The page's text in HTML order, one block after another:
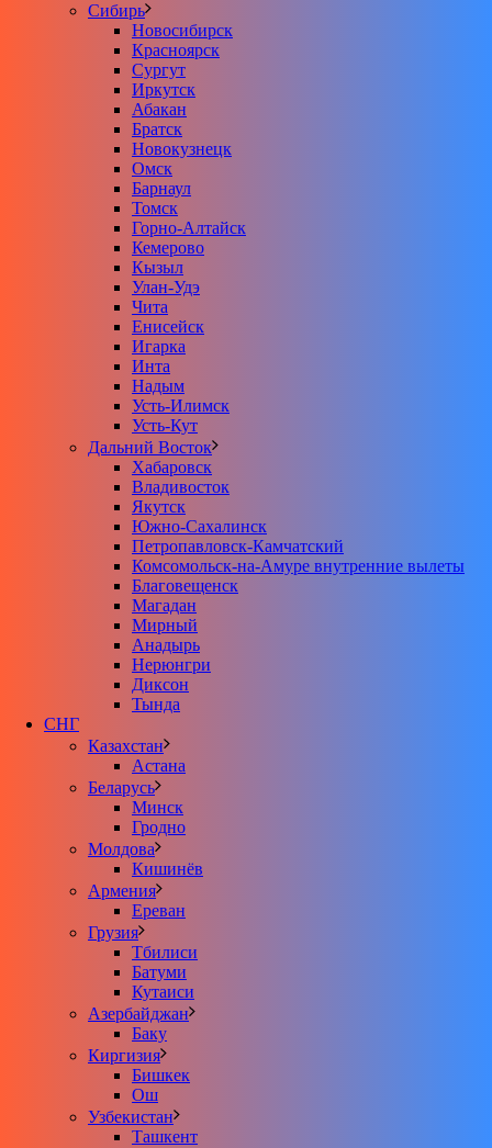
Сибирь
Новосибирск
Красноярск
Сургут
Иркутск
Абакан
Братск
Новокузнецк
Омск
Барнаул
Томск
Горно-Алтайск
Кемерово
Кызыл
Улан-Удэ
Чита
Енисейск
Игарка
Инта
Надым
Усть-Илимск
Усть-Кут
Дальний Восток
Хабаровск
Владивосток
Якутск
Южно-Сахалинск
Петропавловск-Камчатский
Комсомольск-на-Амуре внутренние вылеты
Благовещенск
Магадан
Мирный
Анадырь
Нерюнгри
Диксон
Тында
СНГ
Казахстан
Астана
Беларусь
Минск
Гродно
Молдова
Кишинёв
Армения
Ереван
Грузия
Тбилиси
Батуми
Кутаиси
Азербайджан
Баку
Киргизия
Бишкек
Ош
Узбекистан
Ташкент